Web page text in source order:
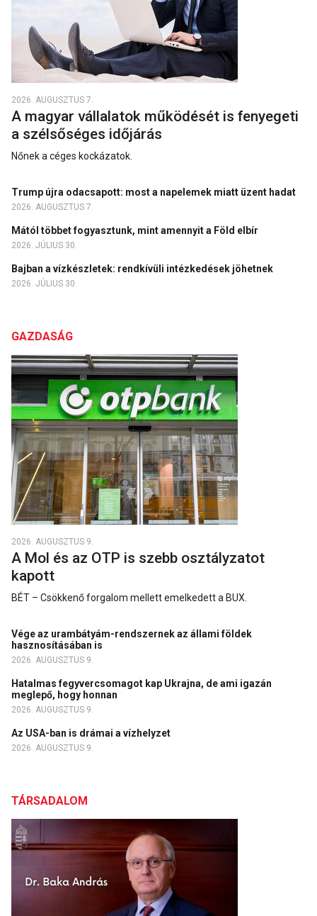
2026. AUGUSZTUS 7.
A magyar vállalatok működését is fenyegeti
a szélsőséges időjárás
Nőnek a céges kockázatok.
Trump újra odacsapott: most a napelemek miatt üzent hadat
2026. AUGUSZTUS 7.
Mától többet fogyasztunk, mint amennyit a Föld elbír
2026. JÚLIUS 30.
Bajban a vízkészletek: rendkívüli intézkedések jöhetnek
2026. JÚLIUS 30.
GAZDASÁG
2026. AUGUSZTUS 9.
A Mol és az OTP is szebb osztályzatot
kapott
BÉT – Csökkenő forgalom mellett emelkedett a BUX.
Vége az urambátyám-rendszernek az állami földek
hasznosításában is
2026. AUGUSZTUS 9.
Hatalmas fegyvercsomagot kap Ukrajna, de ami igazán
meglepő, hogy honnan
2026. AUGUSZTUS 9.
Az USA-ban is drámai a vízhelyzet
2026. AUGUSZTUS 9.
TÁRSADALOM